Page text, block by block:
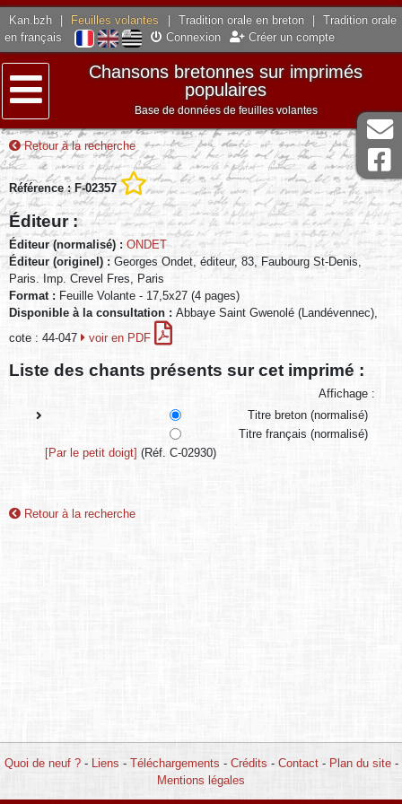
Kan.bzh Feuilles volantes Tradition orale en breton
Tradition orale
en français
Connexion Créer un compte
Menu
Chansons bretonnes sur imprimés
populaires
Base de données de feuilles volantes
Retour à la recherche
Référence : F-02357
Éditeur :
Éditeur (normalisé) : ONDET
Éditeur (originel) :Georges Ondet, éditeur, 83, Faubourg St-Denis,
Paris. Imp. Crevel Fres, Paris
Format : Feuille Volante - 17,5x27 (4 pages)
Disponible à la consultation : Abbaye Saint Gwenolé (Landévennec),
cote : 44-047
voir en PDF
Liste des chants présents sur cet imprimé :
Affichage :
Titre breton (normalisé)
Titre français (normalisé)
[Par le petit doigt] (Réf. C-02930)
Retour à la recherche
Quoi de neuf ?- Liens - Téléchargements - Crédits - Contact- Plan du site-
Mentions légales